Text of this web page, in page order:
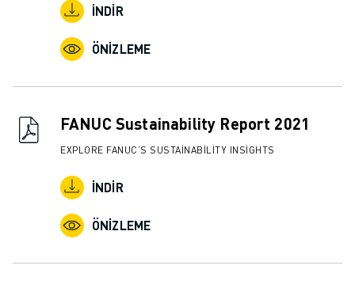
İNDIR
ÖNIZLEME
FANUC Sustainability Report 2021
EXPLORE FANUC’S SUSTAINABILITY INSIGHTS
İNDIR
ÖNIZLEME